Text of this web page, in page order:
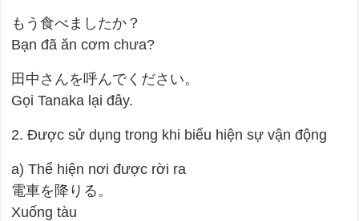
もう食べましたか？
Bạn đã ăn cơm chưa?
田中さんを呼んでください。
Gọi Tanaka lại đây.
2. Được sử dụng trong khi biểu hiện sự vận động
a) Thể hiện nơi được rời ra
電車を降りる。
Xuống tàu